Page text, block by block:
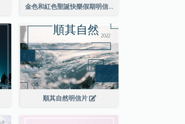
金色和紅色聖誕快樂假期明信片
順其自然明信片